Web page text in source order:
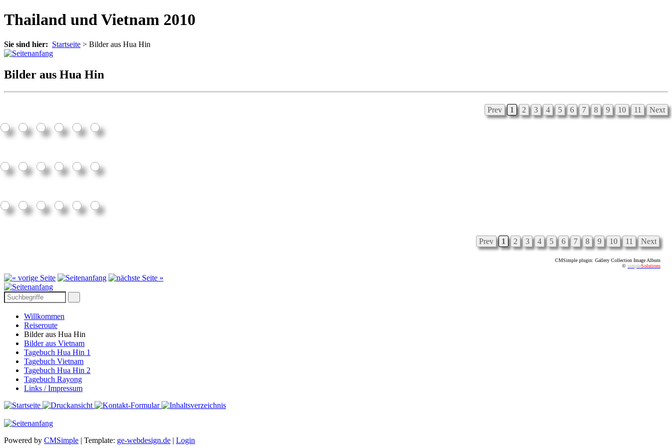
Thailand und Vietnam 2010
Sie sind hier: Startseite > Bilder aus Hua Hin
Bilder aus Hua Hin
Prev 1 2 3 4 5 6 7 8 9 10 11 Next
Prev 1 2 3 4 5 6 7 8 9 10 11 Next
CMSimple plugin: Gallery Collection Image Album
© simpleSolutions
Willkommen
Reiseroute
Bilder aus Hua Hin
Bilder aus Vietnam
Tagebuch Hua Hin 1
Tagebuch Vietnam
Tagebuch Hua Hin 2
Tagebuch Rayong
Links / Impressum
Powered by CMSimple | Template: ge-webdesign.de | Login